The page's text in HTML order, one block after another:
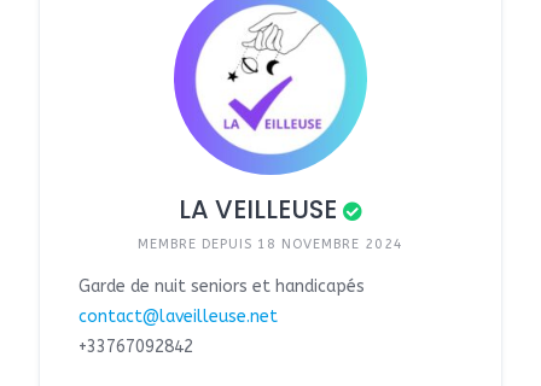
LA VEILLEUSE
MEMBRE DEPUIS 18 NOVEMBRE 2024
Garde de nuit seniors et handicapés
contact@laveilleuse.net
+33767092842